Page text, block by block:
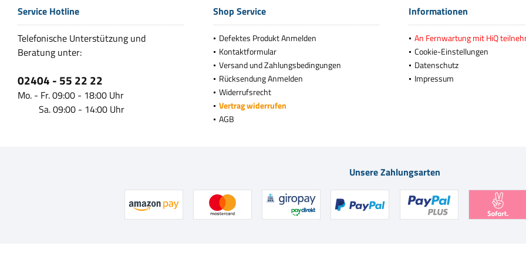
Service Hotline
Telefonische Unterstützung und
Beratung unter:
02404 - 55 22 22
Mo. - Fr. 09:00 - 18:00 Uhr
Sa. 09:00 - 14:00 Uhr
Shop Service
Defektes Produkt Anmelden
Kontaktformular
Versand und Zahlungsbedingungen
Rücksendung Anmelden
Widerrufsrecht
Vertrag widerrufen
AGB
Informationen
An Fernwartung mit HiQ
Cookie-Einstellungen
Datenschutz
Impressum
Unsere Zahlungsarten